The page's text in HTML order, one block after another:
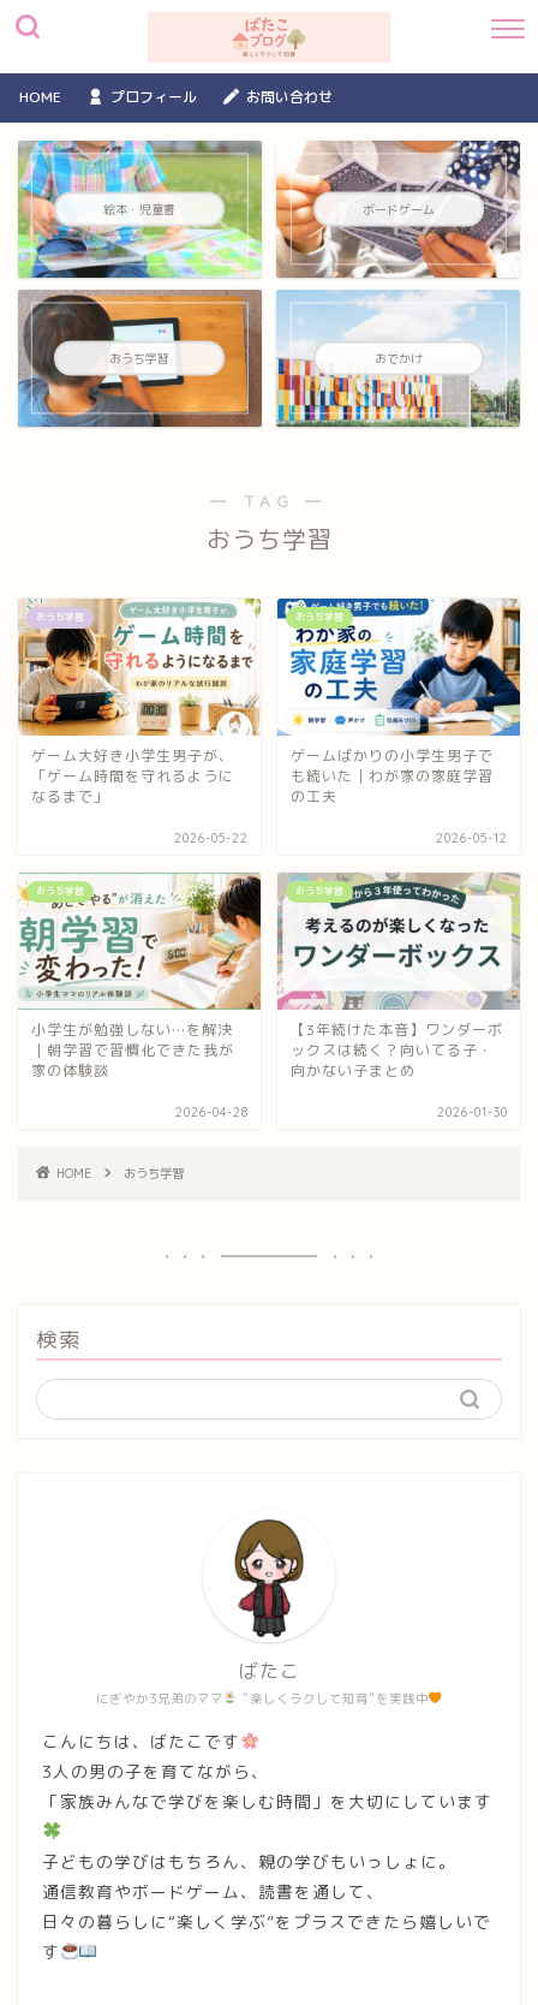
HOME プロフィール お問い合わせ
絵本・児童書 ボードゲーム
おうち学習 おでかけ
― TAG ―
おうち学習
おうち学習
ゲーム大好き小学生男子が、
「ゲーム時間を守れるように
なるまで」
2026-05-22
おうち学習
ゲームばかりの小学生男子で
も続いた｜わが家の家庭学習
の工夫
2026-05-12
おうち学習
小学生が勉強しない…を解決
｜朝学習で習慣化できた我が
家の体験談
2026-04-28
おうち学習
【3年続けた本音】ワンダーボ
ックスは続く？向いてる子・
向かない子まとめ
2026-01-30
HOME おうち学習
検索
にぎやか3兄弟のママ “楽しくラクして知育”を実践中
ばたこ
こんにちは、ばたこです
3人の男の子を育てながら、
「家族みんなで学びを楽しむ時間」を大切にしています
子どもの学びはもちろん、親の学びもいっしょに。
通信教育やボードゲーム、読書を通して、
日々の暮らしに“楽しく学ぶ”をプラスできたら嬉しいで
す